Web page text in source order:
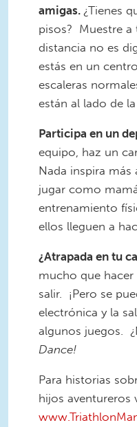
amigas. ¿Tienes
pisos? Muestre a
distancia no es
estás en un
escaleras
están al lado de
Participa en un
equipo, haz un
Nada inspira
jugar como
entrenamiento
ellos lleguen a
¿Atrapada en tu
mucho que
salir. ¡Pero se
electrónica y la
algunos juegos.
Dance!
Para historias
hijos aventureros